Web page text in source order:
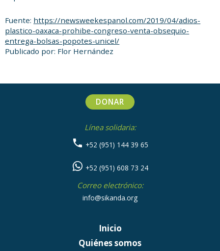
Fuente: https://newsweekespanol.com/2019/04/adios-
plastico-oaxaca-prohibe-congreso-venta-obsequio-
entrega-bolsas-popotes-unicel/
Publicado por: Flor Hernández
DONAR
Línea solidaria:
+52 (951) 144 39 65
+52 (951) 608 73 24
Correo electrónico:
info@sikanda.org
Inicio
Quiénes somos